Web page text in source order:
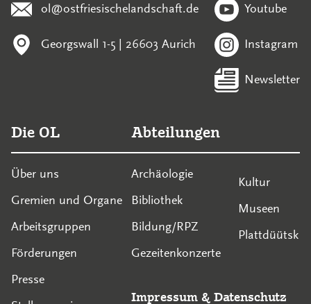
ol@ostfriesischelandschaft.de
Georgswall 1-5 | 26603 Aurich
Youtube
Instagram
Newsletter
Die OL
Über uns
Gremien und Organe
Arbeitsgruppen
Förderungen
Presse
Abteilungen
Archäologie
Bibliothek
Bildung/RPZ
Gezeitenkonzerte
Kultur
Museen
Plattdüütsk
Impressum & Datenschutz